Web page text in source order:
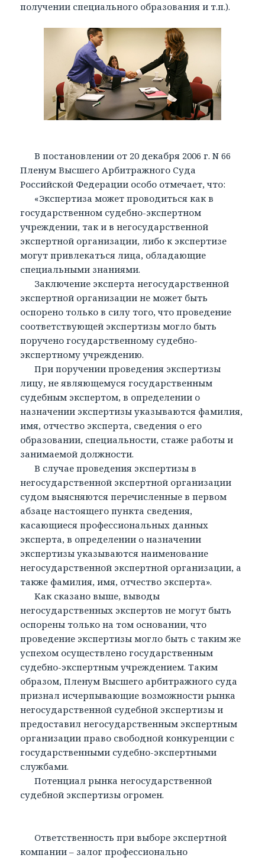
получении специального образования и т.п.).
В постановлении от 20 декабря 2006 г. N 66
Пленум Высшего Арбитражного Суда
Российской Федерации особо отмечает, что:
«Экспертиза может проводиться как в
государственном судебно-экспертном
учреждении, так и в негосударственной
экспертной организации, либо к экспертизе
могут привлекаться лица, обладающие
специальными знаниями.
Заключение эксперта негосударственной
экспертной организации не может быть
оспорено только в силу того, что проведение
соответствующей экспертизы могло быть
поручено государственному судебно-
экспертному учреждению.
При поручении проведения экспертизы
лицу, не являющемуся государственным
судебным экспертом, в определении о
назначении экспертизы указываются фамилия,
имя, отчество эксперта, сведения о его
образовании, специальности, стаже работы и
занимаемой должности.
В случае проведения экспертизы в
негосударственной экспертной организации
судом выясняются перечисленные в первом
абзаце настоящего пункта сведения,
касающиеся профессиональных данных
эксперта, в определении о назначении
экспертизы указываются наименование
негосударственной экспертной организации, а
также фамилия, имя, отчество эксперта».
Как сказано выше, выводы
негосударственных экспертов не могут быть
оспорены только на том основании, что
проведение экспертизы могло быть с таким же
успехом осуществлено государственным
судебно-экспертным учреждением. Таким
образом, Пленум Высшего арбитражного суда
признал исчерпывающие возможности рынка
негосударственной судебной экспертизы и
предоставил негосударственным экспертным
организации право свободной конкуренции с
государственными судебно-экспертными
службами.
Потенциал рынка негосударственной
судебной экспертизы огромен.
Ответственность при выборе экспертной
компании – залог профессионально